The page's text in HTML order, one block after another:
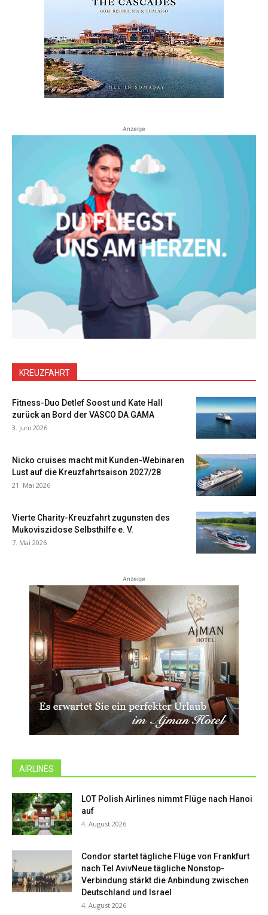
Anzeige
KREUZFAHRT
Fitness-Duo Detlef Soost und Kate Hall
zurück an Bord der VASCO DA GAMA
3. Juni 2026
Nicko cruises macht mit Kunden-Webinaren
Lust auf die Kreuzfahrtsaison 2027/28
21. Mai 2026
Vierte Charity-Kreuzfahrt zugunsten des
Mukoviszidose Selbsthilfe e. V.
7. Mai 2026
Anzeige
AIRLINES
LOT Polish Airlines nimmt Flüge nach Hanoi
auf
4. August 2026
Condor startet tägliche Flüge von Frankfurt
nach Tel AvivNeue tägliche Nonstop-
Verbindung stärkt die Anbindung zwischen
Deutschland und Israel
4. August 2026